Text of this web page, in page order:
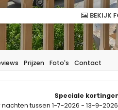
BEKIJK
Prijzen Foto's Contact
Speciale
tussen 1-7-2026 - 13-9-